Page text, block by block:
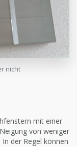
nicht
mit einer
von weniger
der Regel können